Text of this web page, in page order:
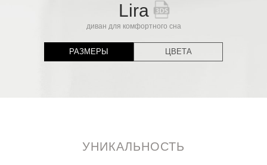
РАЗМЕРЫ
Lira
диван для комфортного сна
ЦВЕТА
УНИКАЛЬНОСТЬ